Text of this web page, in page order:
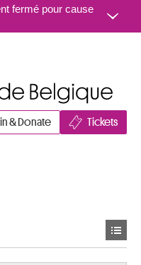
au contenu
fermé pour cause
& Donate Tickets